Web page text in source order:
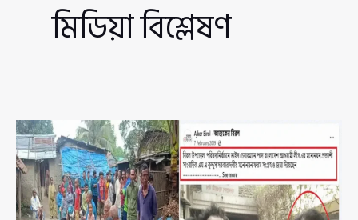
মিডিয়া বিশ্লেষণ